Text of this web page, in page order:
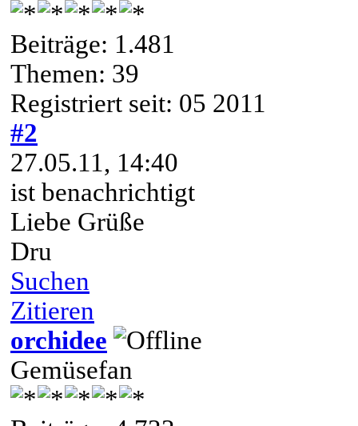
Beiträge: 1.481
Themen: 39
Registriert seit: 05 2011
#2
27.05.11, 14:40
ist benachrichtigt
Liebe Grüße
Dru
Suchen
Zitieren
orchidee
Gemüsefan